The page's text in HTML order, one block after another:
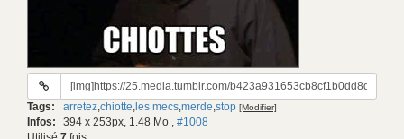
URL
gif:
Tags: arretez,chiotte, les mecs,merde,stop [Modifier]
Infos: 394 x 253px, 1.48 Mo , #1008